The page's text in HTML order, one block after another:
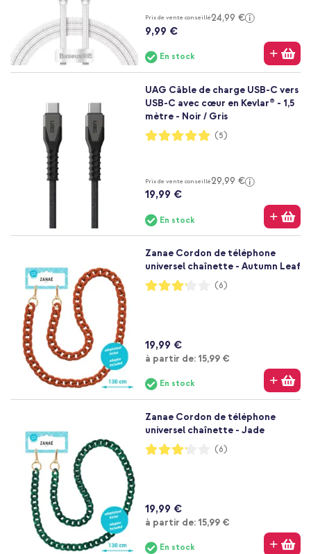
Prix de vente conseillé24,99 €
9,99 €
En stock
UAG Câble de charge USB-C vers
USB-C avec cœur en Kevlar® - 1,5
mètre - Noir / Gris
Notation:
100%
(5)
Prix de vente conseillé29,99 €
19,99 €
En stock
Zanae Cordon de téléphone
universel chaînette - Autumn Leaf
Notation:
63%
(6)
19,99 €
à partir de: À partir de
15,99 €
En stock
Zanae Cordon de téléphone
universel chaînette - Jade
Notation:
63%
(6)
19,99 €
à partir de: À partir de
15,99 €
En stock